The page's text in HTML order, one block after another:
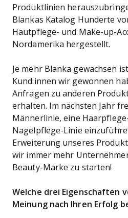
Produktlinien
Blankas Katalog Hunderte
Hautpflege- und Make-up-
Nordamerika hergestellt.
Je mehr Blanka gewachsen
Kund:innen wir gewonnen
Anfragen zu anderen
erhalten. Im nächsten Jahr
Männerlinie, eine
Nagelpflege-Linie
Erweiterung unseres
wir immer mehr
Beauty-Marke zu starten!
Welche drei Eigenschaften
Meinung nach Ihren Erfolg